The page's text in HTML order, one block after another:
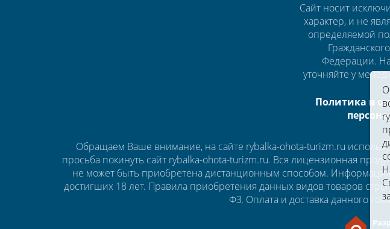
Сайт носит
характер, и не
определяемой
Федерации.
уточняйте у
Политика в
Обращаем Ваше внимание, на сайте rybalka-ohota-turizm.ru
просьба покинуть сайт rybalka-ohota-turizm.ru. Вся лицензионная
не может быть приобретена дистанционным способом.
достигших 18 лет. Правила приобретения данных видов товаров
ФЗ. Оплата и доставка данного